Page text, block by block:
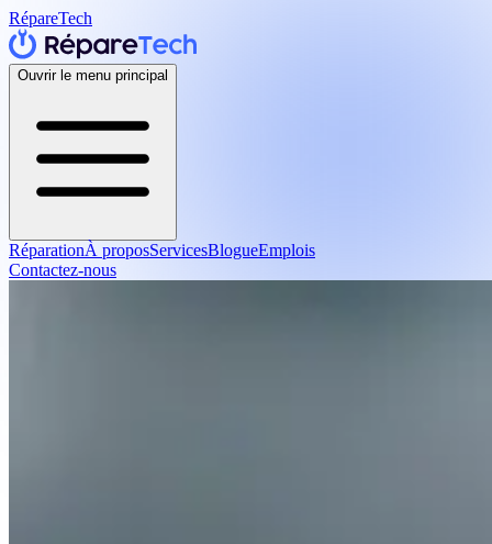
RépareTech
Ouvrir le menu principal
RéparationÀ proposServicesBlogueEmplois
Contactez-nous